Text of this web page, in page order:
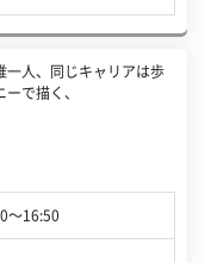
一人、同じキャリアは歩
ーで描く、
〜16:50